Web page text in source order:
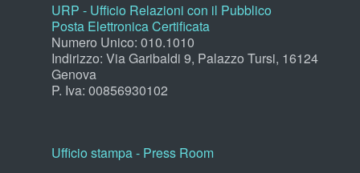
URP - Ufficio Relazioni con il Pubblico
Posta Elettronica Certificata
Numero Unico: 010.1010
Indirizzo: Via Garibaldi 9, Palazzo Tursi, 16124
Genova
P. Iva: 00856930102
Ufficio stampa - Press Room